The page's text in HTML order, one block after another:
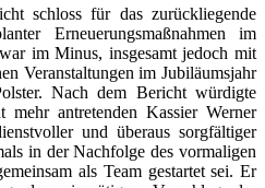
schloss für das zurückliegende
Erneuerungsmaßnahmen im
im Minus, insgesamt jedoch mit
Veranstaltungen im Jubiläumsjahr
Nach dem Bericht würdigte
antretenden Kassier Werner
und überaus sorgfältiger
in der Nachfolge des vormaligen
als Team gestartet sei. Er